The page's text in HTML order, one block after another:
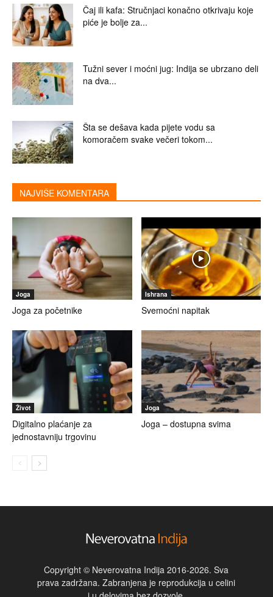
Čaj ili kafa: Stručnjaci konačno otkrivaju koje
piće je bolje za...
Tužni sever i moćni jug: Indija se ubrzano deli
na dva...
Šta se dešava kada pijete vodu sa
komoračem svake večeri tokom...
NAJVIŠE KOMENTARA
Joga
Joga za početnike
Ishrana
Svemoćni napitak
Život
Digitalno plaćanje za
jednostavniju trgovinu
Joga
Joga – dostupna svima
Copyright © Neverovatna Indija 2016-2026. Sva
prava zadržana. Zabranjena je reprodukcija u celini